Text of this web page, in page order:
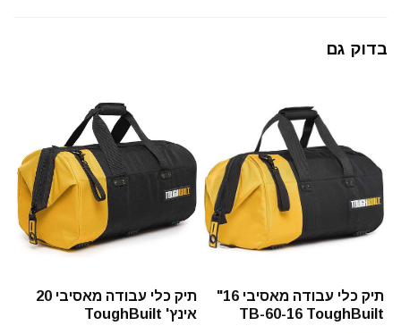
בדוק גם
תיק כלי עבודה מאסיבי 16"
TB-60-16 ToughBuilt
תיק כלי עבודה מאסיבי 20
אינץ' ToughBuilt